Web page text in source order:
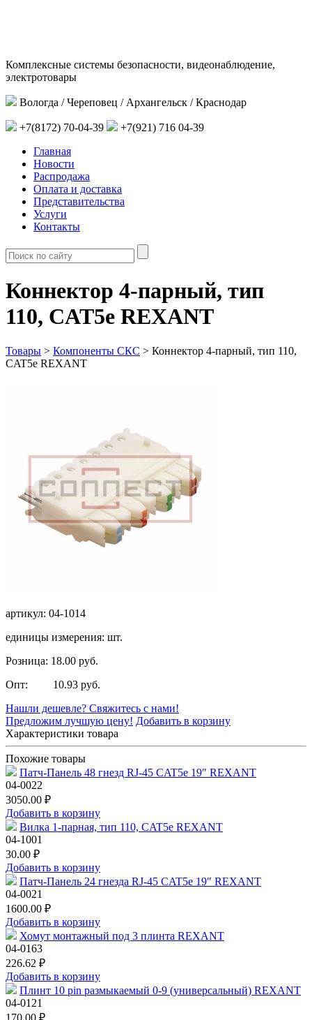
Комплексные системы безопасности, видеонаблюдение,
электротовары
Вологда / Череповец / Архангельск / Краснодар
+7(8172) 70-04-39
+7(921) 716 04-39
Главная
Новости
Распродажа
Оплата и доставка
Представительства
Услуги
Контакты
Коннектор 4-парный, тип
110, CAT5e REXANT
Товары > Компоненты СКС > Коннектор 4-парный, тип 110,
CAT5e REXANT
артикул: 04-1014
единицы измерения: шт.
Розница: 18.00 руб.
Опт: 10.93 руб.
Нашли дешевле? Свяжитесь с нами!
Предложим лучшую цену! Добавить в корзину
Характеристики товара
Похожие товары
Патч-Панель 48 гнезд RJ-45 CAT5e 19″ REXANT
04-0022
3050.00 ₽
Добавить в корзину
Вилка 1-парная, тип 110, CAT5е REXANT
04-1001
30.00 ₽
Добавить в корзину
Патч-Панель 24 гнезда RJ-45 CAT5e 19″ REXANT
04-0021
1600.00 ₽
Добавить в корзину
Хомут монтажный под 3 плинта REXANT
04-0163
226.62 ₽
Добавить в корзину
Плинт 10 pin размыкаемый 0-9 (универсальный) REXANT
04-0121
170.00 ₽